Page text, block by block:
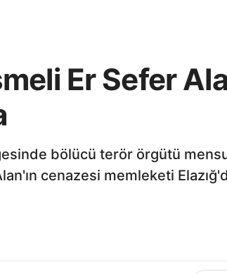
Er Sefer
bölücü terör örgütü
cenazesi memleketi